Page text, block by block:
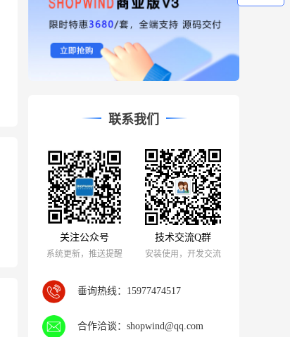
联系我们
关注公众号
系统更新，推送提醒
技术交流Q群
安装使用，开发交流
垂询热线： 15977474517
合作洽谈： shopwind@qq.com